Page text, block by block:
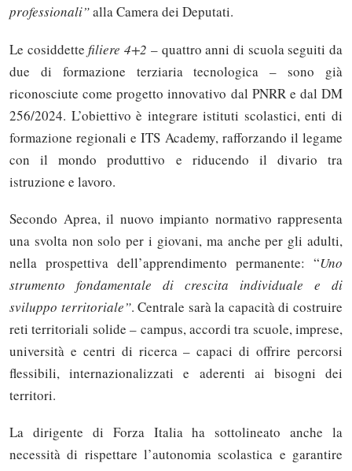
professionali”alla Camera dei Deputati.
Le cosiddette filiere 4+2 – quattro anni di scuola seguiti da
due di formazione terziaria tecnologica – sono già
riconosciute come progetto innovativo dal PNRR e dal DM
256/2024. L’obiettivo è integrare istituti scolastici, enti di
formazione regionali e ITS Academy, rafforzando il legame
con il mondo produttivo e riducendo il divario tra
istruzione e lavoro.
Secondo Aprea, il nuovo impianto normativo rappresenta
una svolta non solo per i giovani, ma anche per gli adulti,
nella prospettiva dell’apprendimento permanente: “Uno
strumento fondamentale di crescita individuale e di
sviluppo territoriale”. Centrale sarà la capacità di costruire
reti territoriali solide – campus, accordi tra scuole, imprese,
università e centri di ricerca – capaci di offrire percorsi
flessibili, internazionalizzati e aderenti ai bisogni dei
territori.
La dirigente di Forza Italia ha sottolineato anche la
necessità di rispettare l’autonomia scolastica e garantire